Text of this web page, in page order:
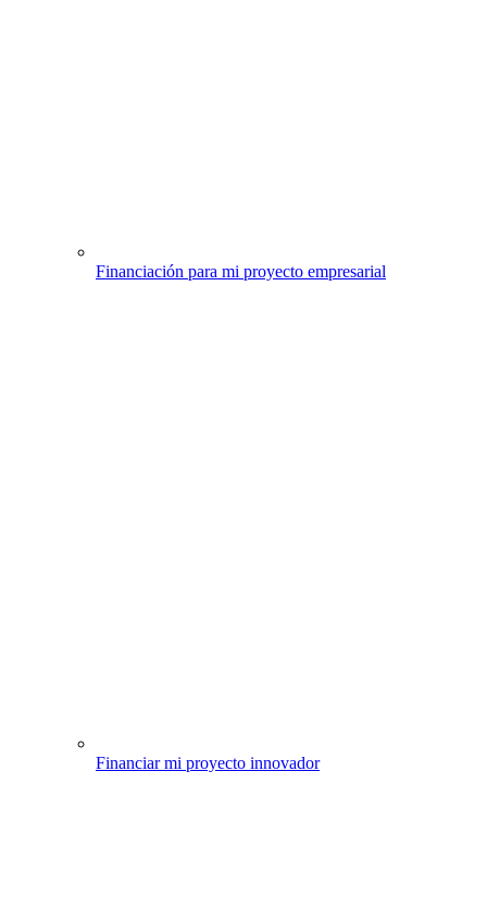
Financiación para mi proyecto empresarial
Financiar mi proyecto innovador